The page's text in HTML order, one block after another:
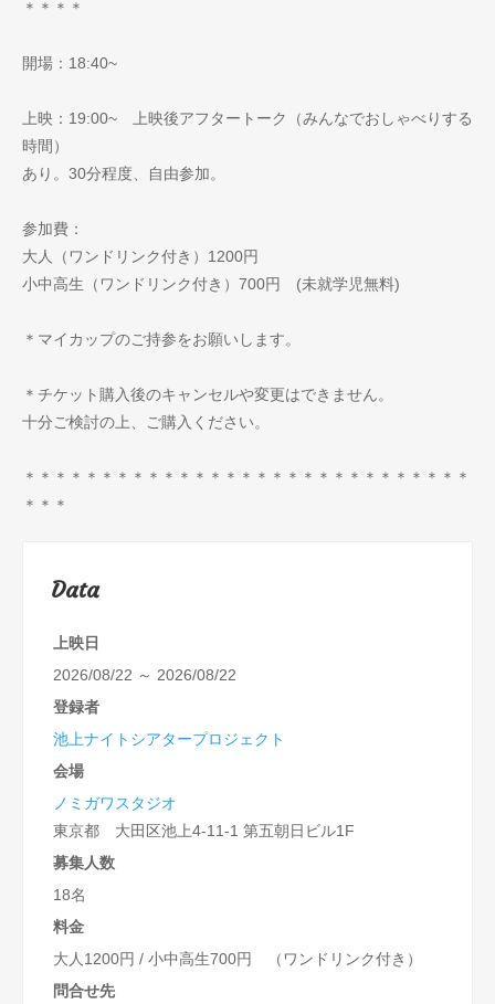
＊＊＊＊
開場：18:40~
上映：19:00~ 上映後アフタートーク（みんなでおしゃべりする
時間）
あり。30分程度、自由参加。
参加費：
大人（ワンドリンク付き）1200円
小中高生（ワンドリンク付き）700円 (未就学児無料)
＊マイカップのご持参をお願いします。
＊チケット購入後のキャンセルや変更はできません。
十分ご検討の上、ご購入ください。
＊＊＊＊＊＊＊＊＊＊＊＊＊＊＊＊＊＊＊＊＊＊＊＊＊＊＊＊＊
＊＊＊
Data
上映日
2026/08/22 ～ 2026/08/22
登録者
池上ナイトシアタープロジェクト
会場
ノミガワスタジオ
東京都 大田区池上4-11-1 第五朝日ビル1F
募集人数
18名
料金
大人1200円 / 小中高生700円 （ワンドリンク付き）
問合せ先